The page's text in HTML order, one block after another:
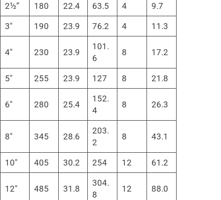
2½” 180 22.4 63.5 4 9.7
3″ 190 23.9 76.2 4 11.3
4″ 230 23.9
101.
6
8 17.2
5″ 255 23.9 127 8 21.8
6″ 280 25.4
152.
4
8 26.3
8″ 345 28.6
203.
2
8 43.1
10″ 405 30.2 254 12 61.2
12″ 485 31.8
304.
8
12 88.0